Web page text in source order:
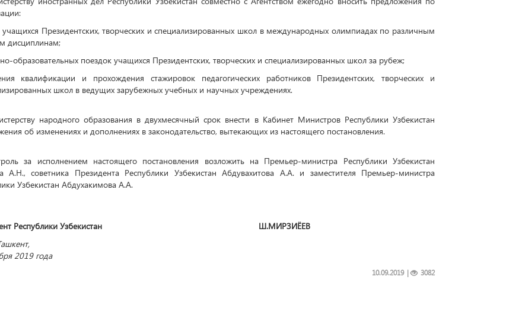
учащихся Президентских, творческих и специализированных школ в международных олимпиадах по различным
дисциплинам;
образовательных поездок учащихся Президентских, творческих и специализированных школ за рубеж;
квалификации и прохождения стажировок педагогических работников Президентских, творческих и
школ в ведущих зарубежных учебных и научных учреждениях.
народного образования в двухмесячный срок внести в Кабинет Министров Республики Узбекистан
об изменениях и дополнениях в законодательство, вытекающих из настоящего постановления.
за исполнением настоящего постановления возложить на Премьер-министра Республики Узбекистан
А.Н., советника Президента Республики Узбекистан Абдувахитова А.А. и заместителя Премьер-министра
Узбекистан Абдухакимова А.А.
Республики Узбекистан Ш.МИРЗИЁЕВ
2019 года
| 3082
10.09.2019